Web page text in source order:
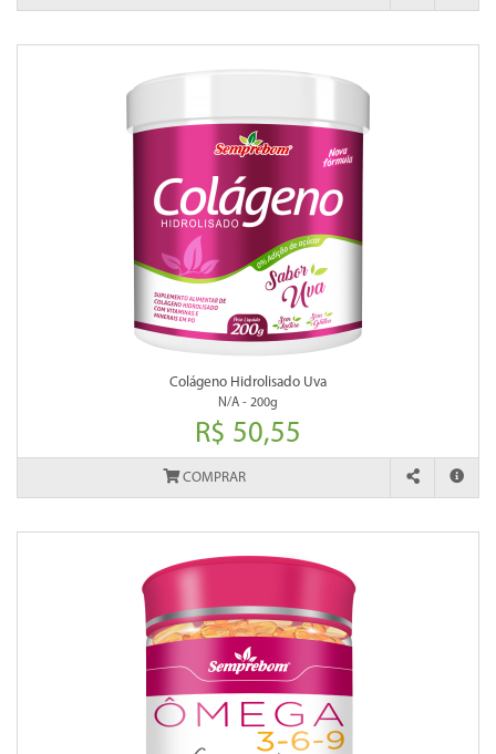
Colágeno Hidrolisado Uva
N/A - 200g
R$ 50,55
COMPRAR